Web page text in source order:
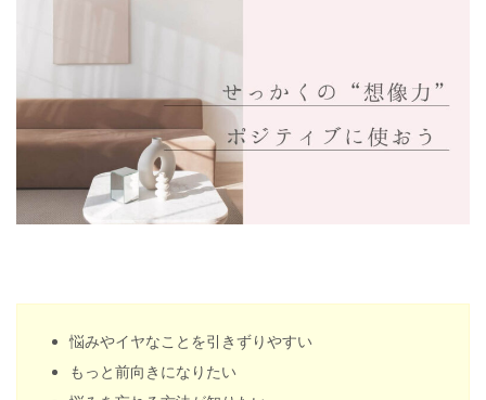
悩みやイヤなことを引きずりやすい
もっと前向きになりたい